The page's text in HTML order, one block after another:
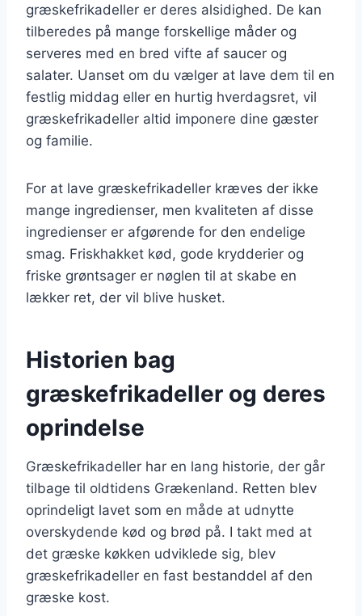
græskefrikadeller er deres alsidighed. De kan
tilberedes på mange forskellige måder og
serveres med en bred vifte af saucer og
salater. Uanset om du vælger at lave dem til en
festlig middag eller en hurtig hverdagsret, vil
græskefrikadeller altid imponere dine gæster
og familie.
For at lave græskefrikadeller kræves der ikke
mange ingredienser, men kvaliteten af disse
ingredienser er afgørende for den endelige
smag. Friskhakket kød, gode krydderier og
friske grøntsager er nøglen til at skabe en
lækker ret, der vil blive husket.
Historien bag
græskefrikadeller og deres
oprindelse
Græskefrikadeller har en lang historie, der går
tilbage til oldtidens Grækenland. Retten blev
oprindeligt lavet som en måde at udnytte
overskydende kød og brød på. I takt med at
det græske køkken udviklede sig, blev
græskefrikadeller en fast bestanddel af den
græske kost.